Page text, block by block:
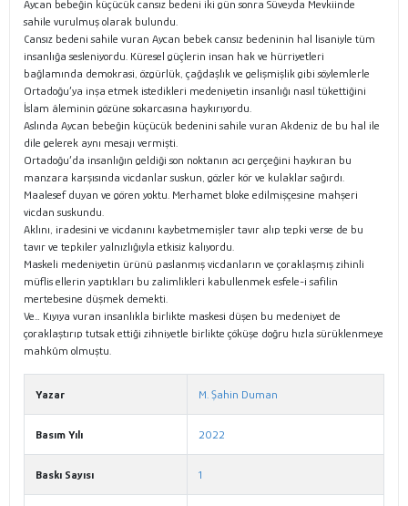
Aycan bebeğin küçücük cansız bedeni iki gün sonra Süveyda Mevkiinde
sahile vurulmuş olarak bulundu.
Cansız bedeni sahile vuran Aycan bebek cansız bedeninin hal lisaniyle tüm
insanlığa sesleniyordu. Küresel güçlerin insan hak ve hürriyetleri
bağlamında demokrasi, özgürlük, çağdaşlık ve gelişmişlik gibi söylemlerle
Ortadoğu’ya inşa etmek istedikleri medeniyetin insanlığı nasıl tükettiğini
İslam âleminin gözüne sokarcasına haykırıyordu.
Aslında Aycan bebeğin küçücük bedenini sahile vuran Akdeniz de bu hal ile
dile gelerek aynı mesajı vermişti.
Ortadoğu’da insanlığın geldiği son noktanın acı gerçeğini haykıran bu
manzara karşısında vicdanlar suskun, gözler kör ve kulaklar sağırdı.
Maalesef duyan ve gören yoktu. Merhamet bloke edilmişçesine mahşeri
vicdan suskundu.
Aklını, iradesini ve vicdanını kaybetmemişler tavır alıp tepki verse de bu
tavır ve tepkiler yalnızlığıyla etkisiz kalıyordu.
Maskeli medeniyetin ürünü paslanmış vicdanların ve çoraklaşmış zihinli
müflis ellerin yaptıkları bu zalimlikleri kabullenmek esfele-i safilin
mertebesine düşmek demekti.
Ve… Kıyıya vuran insanlıkla birlikte maskesi düşen bu medeniyet de
çoraklaştırıp tutsak ettiği zihniyetle birlikte çöküşe doğru hızla sürüklenmeye
mahkûm olmuştu.
Yazar M. Şahin Duman
Basım Yılı 2022
Baskı Sayısı 1